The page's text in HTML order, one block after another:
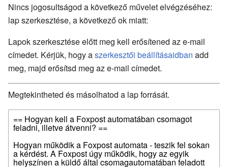
Nincs jogosultságod a következő művelet elvégzéséhez:
lap szerkesztése, a következő ok miatt:
Lapok szerkesztése előtt meg kell erősítened az e-mail
címedet. Kérjük, hogy aszerkesztői beállításaidban add
meg, majd erősítsd meg az e-mail címedet.
Megtekintheted és másolhatod a lap forrását.